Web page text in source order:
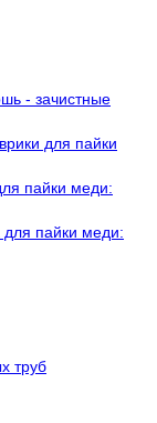
- зачистные
для пайки
пайки меди:
пайки меди:
труб